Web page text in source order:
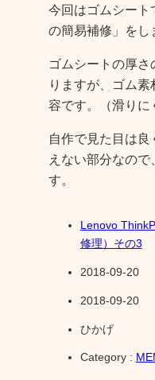
今回はゴムシート
の簡易補修」をし
ゴムシートの厚
りますが、ゴム
容です。（滑りに
自作で見た目は
えない部分なので
す。
Lenovo
修理）その3
2018-09-20
2018-09-20
ひかげ
Category :